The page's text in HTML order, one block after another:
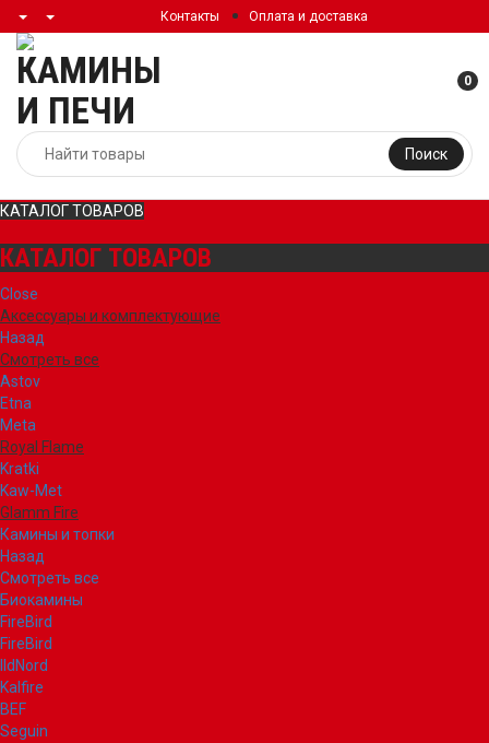
Контакты Оплата и доставка
Поиск
0
КАТАЛОГ ТОВАРОВ
КАТАЛОГ ТОВАРОВ
Close
Аксессуары и комплектующие
Назад
Смотреть все
Astov
Etna
Meta
Royal Flame
Kratki
Kaw-Met
Glamm Fire
Камины и топки
Назад
Смотреть все
Биокамины
FireBird
FireBird
IldNord
Kalfire
BEF
Seguin